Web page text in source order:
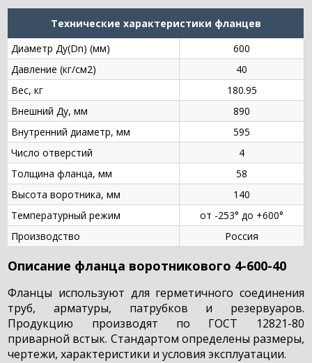
Технические характеристики фланцев
Диаметр Ду(Dn) (мм)
600
Давление (кг/см2)
40
Вес, кг
180.95
Внешний Ду, мм
890
Внутренний диаметр, мм
595
Число отверстий
4
Толщина фланца, мм
58
Высота воротника, мм
140
Температурный режим
от -253° до +600°
Производство
Россия
Описание фланца воротникового 4-600-40
Фланцы используют для герметичного соединения
труб, арматуры, патрубков и резервуаров.
Продукцию производят по ГОСТ 12821-80
приварной встык. Стандартом определены размеры,
чертежи, характеристики и условия эксплуатации.